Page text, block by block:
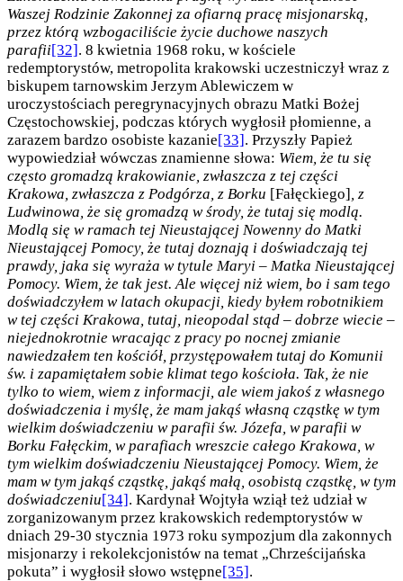
Waszej Rodzinie Zakonnej za ofiarną pracę misjonarską,
przez którą wzbogaciliście życie duchowe naszych
parafii[32]. 8 kwietnia 1968 roku, w kościele
redemptorystów, metropolita krakowski uczestniczył wraz z
biskupem tarnowskim Jerzym Ablewiczem w
uroczystościach peregrynacyjnych obrazu Matki Bożej
Częstochowskiej, podczas których wygłosił płomienne, a
zarazem bardzo osobiste kazanie[33]. Przyszły Papież
wypowiedział wówczas znamienne słowa: Wiem, że tu się
często gromadzą krakowianie, zwłaszcza z tej części
Krakowa, zwłaszcza z Podgórza, z Borku [Fałęckiego], z
Ludwinowa, że się gromadzą w środy, że tutaj się modlą.
Modlą się w ramach tej Nieustającej Nowenny do Matki
Nieustającej Pomocy, że tutaj doznają i doświadczają tej
prawdy, jaka się wyraża w tytule Maryi – Matka Nieustającej
Pomocy. Wiem, że tak jest. Ale więcej niż wiem, bo i sam tego
doświadczyłem w latach okupacji, kiedy byłem robotnikiem
w tej części Krakowa, tutaj, nieopodal stąd – dobrze wie­cie –
niejednokrotnie wracając z pracy po nocnej zmianie
nawiedzałem ten kościół, przystępowałem tutaj do Komunii
św. i zapamiętałem sobie klimat tego kościoła. Tak, że nie
tylko to wiem, wiem z informacji, ale wiem jakoś z własnego
doświadczenia i myślę, że mam jakąś własną cząstkę w tym
wielkim doświadczeniu w parafii św. Józefa, w parafii w
Borku Fałęckim, w parafiach wreszcie całego Krakowa, w
tym wielkim doświadczeniu Nieustającej Pomocy. Wiem, że
mam w tym jakąś cząstkę, jakąś małą, osobistą cząstkę, w tym
doświadczeniu[34]. Kardynał Wojtyła wziął też udział w
zorganizowanym przez krakowskich redemptorystów w
dniach 29-30 stycznia 1973 roku sympozjum dla zakonnych
misjonarzy i rekolekcjonistów na temat „Chrześcijańska
pokuta” i wygłosił słowo wstępne[35].